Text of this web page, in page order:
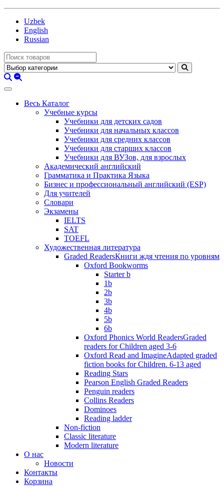
Uzbek
English
Russian
Весь Каталог
Учебные курсы
Учебники для детских садов
Учебники для начальных классов
Учебники для средних классов
Учебники для старших классов
Учебники для ВУЗов, для взрослых
Академический английский
Грамматика и Практика Языка
Бизнес и профессиональный английский (ESP)
Для учителей
Словари
Экзамены
IELTS
SAT
TOEFL
Художественная литература
Graded ReadersКниги ждя чтения по уровням
Oxford Bookworms
Starter b
1b
2b
3b
4b
5b
6b
Oxford Phonics World ReadersGraded
readers for Children aged 3-6
Oxford Read and ImagineAdapted graded
fiction books for Children. 6-13 aged
Reading Stars
Pearson English Graded Readers
Penguin readers
Collins Readers
Dominoes
Reading ladder
Non-fiction
Classic literature
Modern literature
О нас
Новости
Контакты
Корзина